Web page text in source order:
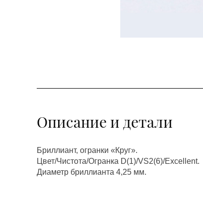
Описание и детали
Бриллиант, огранки «Круг».
Цвет/Чистота/Огранка D(1)/VS2(6)/Excellent.
Диаметр бриллианта 4,25 мм.